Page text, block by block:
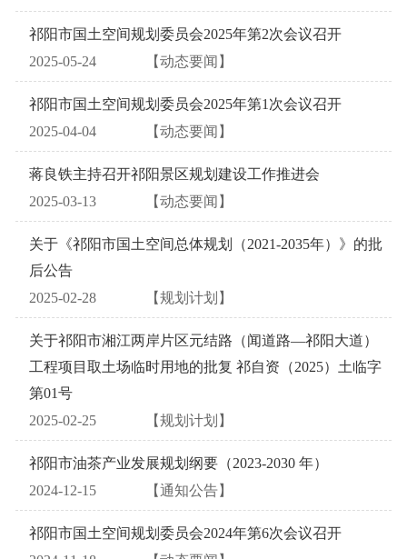
祁阳市国土空间规划委员会2025年第2次会议召开
2025-05-24
【动态要闻】
祁阳市国土空间规划委员会2025年第1次会议召开
2025-04-04
【动态要闻】
蒋良铁主持召开祁阳景区规划建设工作推进会
2025-03-13
【动态要闻】
关于《祁阳市国土空间总体规划（2021-2035年）》的批
后公告
2025-02-28
【规划计划】
关于祁阳市湘江两岸片区元结路（闻道路—祁阳大道）
工程项目取土场临时用地的批复 祁自资（2025）土临字
第01号
2025-02-25
【规划计划】
祁阳市油茶产业发展规划纲要（2023-2030 年）
2024-12-15
【通知公告】
祁阳市国土空间规划委员会2024年第6次会议召开